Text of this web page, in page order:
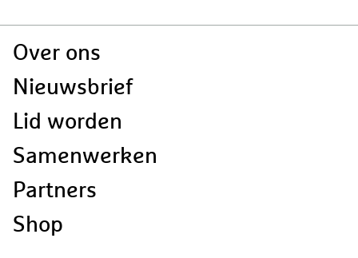
Doormat
Over ons
Nieuwsbrief
Lid worden
Samenwerken
Partners
Shop